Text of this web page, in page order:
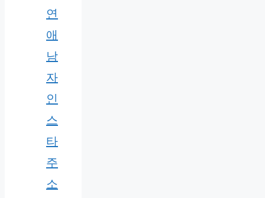
연
애
남
자
인
스
타
주
소